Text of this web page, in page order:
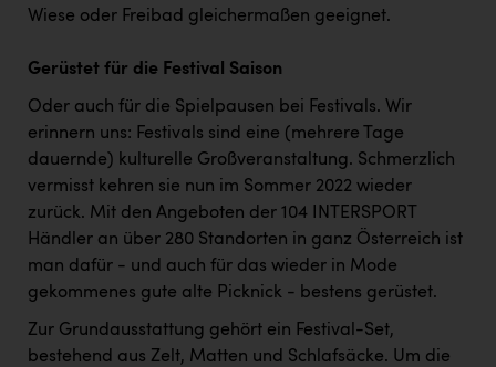
Wiese oder Freibad gleichermaßen geeignet.
Gerüstet für die Festival Saison
Oder auch für die Spielpausen bei Festivals. Wir
erinnern uns: Festivals sind eine (mehrere Tage
dauernde) kulturelle Großveranstaltung. Schmerzlich
vermisst kehren sie nun im Sommer 2022 wieder
zurück. Mit den Angeboten der 104 INTERSPORT
Händler an über 280 Standorten in ganz Österreich ist
man dafür - und auch für das wieder in Mode
gekommenes gute alte Picknick - bestens gerüstet.
Zur Grundausstattung gehört ein Festival-Set,
bestehend aus Zelt, Matten und Schlafsäcke. Um die